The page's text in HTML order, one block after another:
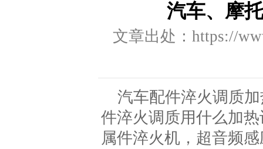
汽车、摩
文章出处：https://
汽车配件淬火调质
件淬火调质用什么加
属件淬火机，超音频